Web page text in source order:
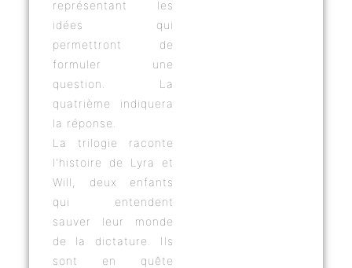
représentant les
idées qui
permettront de
formuler une
question. La
quatrième indiquera
la réponse.
La trilogie raconte
l'histoire de Lyra et
Will, deux enfants
qui entendent
sauver leur monde
de la dictature. Ils
sont en quête